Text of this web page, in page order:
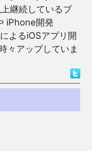
継続しているブ
iPhone開発
よるiOSアプリ開
々アップしていま